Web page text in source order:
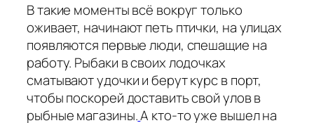
В такие моменты всё вокруг только
оживает, начинают петь птички, на улицах
появляются первые люди, спешащие на
работу. Рыбаки в своих лодочках
сматывают удочки и берут курс в порт,
чтобы поскорей доставить свой улов в
рыбные магазины.А кто-то уже вышел на